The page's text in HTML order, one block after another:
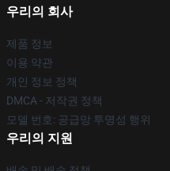
우리의 회사
제품 정보
이용 약관
개인 정보 정책
DMCA - 저작권 정책
모델 번호: 공급망 투명성 행위
우리의 지원